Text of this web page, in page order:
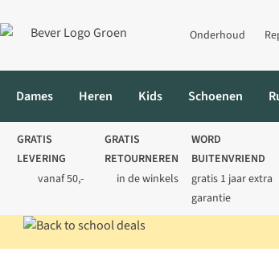
Onderhoud
Dames Heren Kids Schoenen
GRATIS
LEVERING
vanaf 50,-
GRATIS
RETOURNEREN
in de winkels
WORD
BUITENVRIEND
gratis 1 jaar extra
garantie